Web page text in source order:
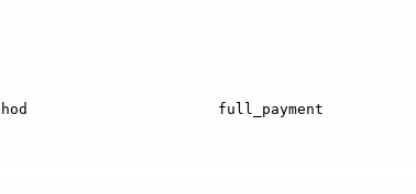
full_payment